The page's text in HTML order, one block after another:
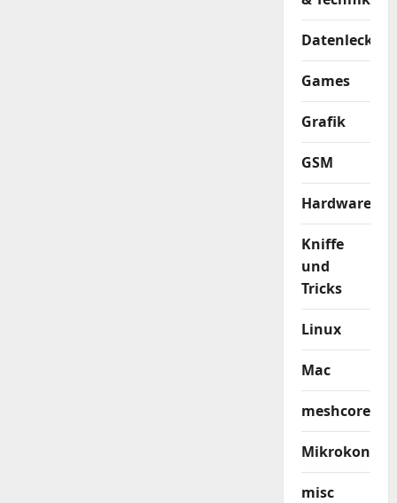
Datenleck
Games
Grafik
GSM
Hardware
Kniffe
und
Tricks
Linux
Mac
meshcore
misc